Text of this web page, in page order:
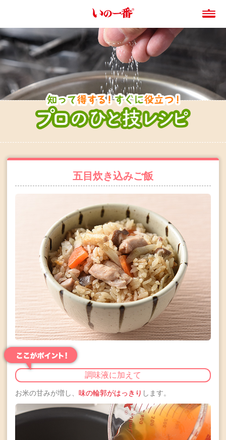
五目炊き込みご飯
調味液に加えて
お米の甘みが増し、味の輪郭がはっきり します。